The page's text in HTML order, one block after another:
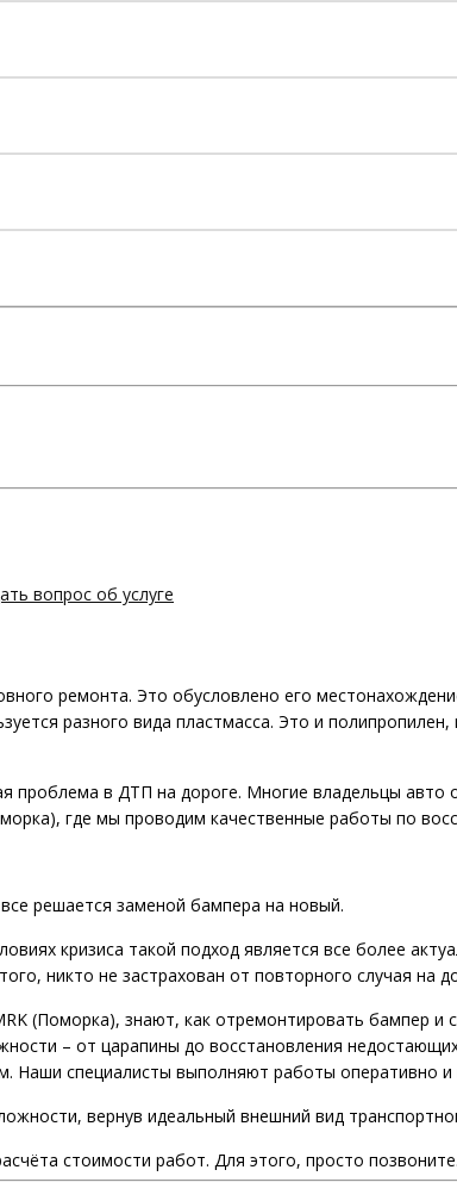
вопрос об услуге
ремонта. Это обусловлено его
разного вида пластмасса. Это и
проблема в ДТП на дороге. Многие владельцы авто
где мы проводим качественные работы по
решается заменой бампера на новый.
кризиса такой подход является все более
никто не застрахован от повторного случая на
(Поморка), знают, как отремонтировать бампер и
– от царапины до восстановления
Наши специалисты выполняют работы оперативно
вернув идеальный внешний вид
стоимости работ. Для этого, просто позвоните.